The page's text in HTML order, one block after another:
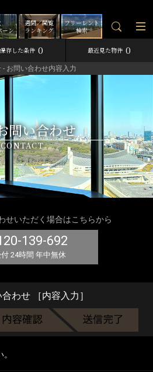
フリーレント
検索
週間／閲覧
ランキング
ーン
保存した条件 0 最近見た物件 0
お問い合わせ内容入力
問い合わせ
CONTACT
せいただく場合はこちらから
139-692
24時間 年中無休
わせ ［内容入力］